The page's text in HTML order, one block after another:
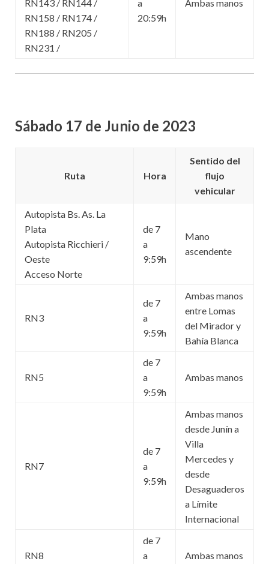
RN143 / RN144 /
RN158 / RN174 /
RN188 / RN205 /
RN231 /
a
20:59h
Ambas manos
Sábado 17 de Junio de 2023
Ruta Hora
Sentido del
flujo
vehicular
Autopista Bs. As. La
Plata
Autopista Ricchieri /
Oeste
Acceso Norte
de 7
a
9:59h
Mano
ascendente
RN3
de 7
a
9:59h
Ambas manos
entre Lomas
del Mirador y
Bahía Blanca
RN5
de 7
a
9:59h
Ambas manos
RN7
de 7
a
9:59h
Ambas manos
desde Junín a
Villa
Mercedes y
desde
Desaguaderos
a Límite
Internacional
RN8
de 7
a
Ambas manos